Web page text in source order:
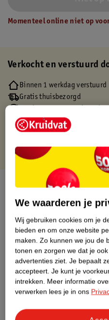
Momenteel online niet op
Verkocht en verstuurd
Binnen 1 werkdag verstuurd
Gratis thuisbezorgd
Gratis punten met je
Over dit product
Productinformatie
Nature Impact Score
Dit
Impact
Meer
Bestel &
We waarderen je
Wij gebruiken cookies om je
bieden en om onze website
maken. Zo kunnen we jou de
tonen en zorgen we dat je
advertenties ziet. Je bepaalt
accepteert. Je kunt je
intrekken. Meer informatie
verwerken lees je in ons